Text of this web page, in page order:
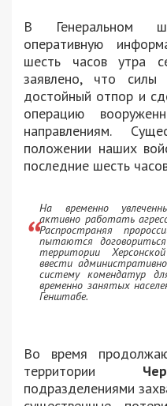
В Генеральном
оперативную
шесть часов утра
заявлено, что
достойный отпор и
операцию
направлениям.
положении наших
последние шесть
На временно
активно работать
Распространяя
пытаются
территории
ввести
систему комендатур
временно занятых
Генштабе.
Во время
территории
подразделениями